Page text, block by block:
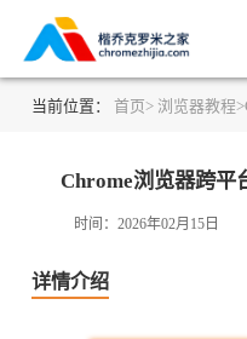
当前位置： 首页> 浏览器教程>
Chrome浏览器跨平
时间：2026年02月15日
详情介绍